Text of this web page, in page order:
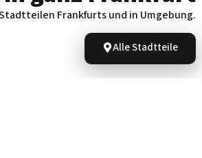
Frankfurts und in Umgebung.
Alle Stadtteile